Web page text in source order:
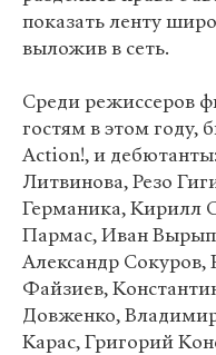
показать ленту
выложив в сеть.
Среди режиссеров
гостям в этом году,
Action!, и
Литвинова, Резо
Германика, Кирилл
Пармас, Иван
Александр
Файзиев,
Довженко,
Карас, Григорий